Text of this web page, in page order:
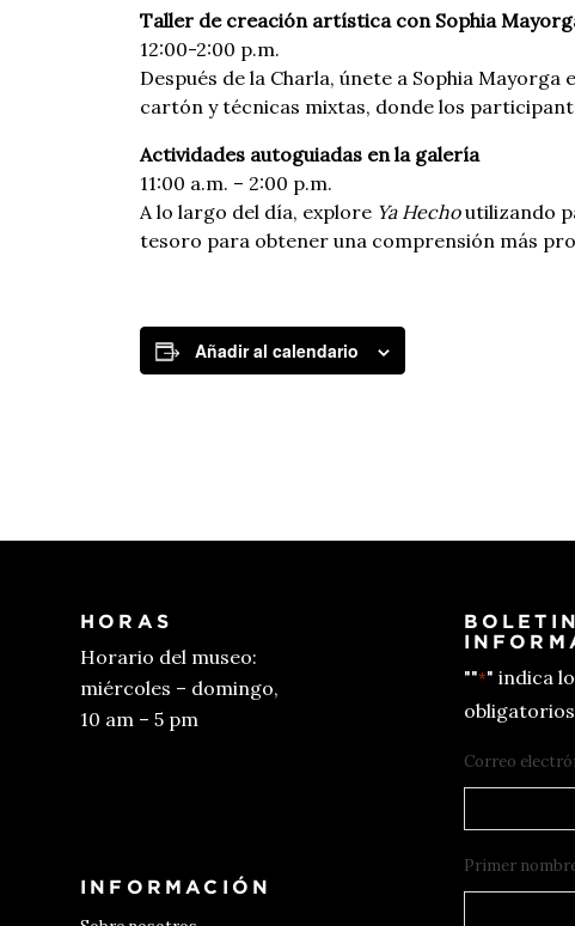
Taller de creación artística con Sophia
12:00-2:00 p.m.
Después de la Charla, únete a Sophia
cartón y técnicas mixtas, donde los
Actividades autoguiadas en la galería
11:00 a.m. – 2:00 p.m.
A lo largo del día, explore Ya Hechoutilizando
tesoro para obtener una comprensión más
Añadir al calendario
HORAS
Horario del museo:
miércoles – domingo,
10 am – 5 pm
INFORMACIÓN
BOLETIN
""*" indica
Correo
Primer